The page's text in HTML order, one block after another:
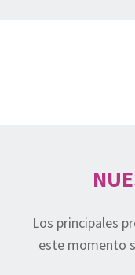
Los principales
este momento